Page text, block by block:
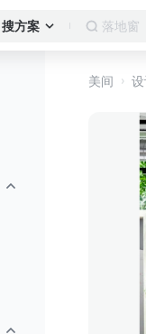
搜方案 落地窗
美间